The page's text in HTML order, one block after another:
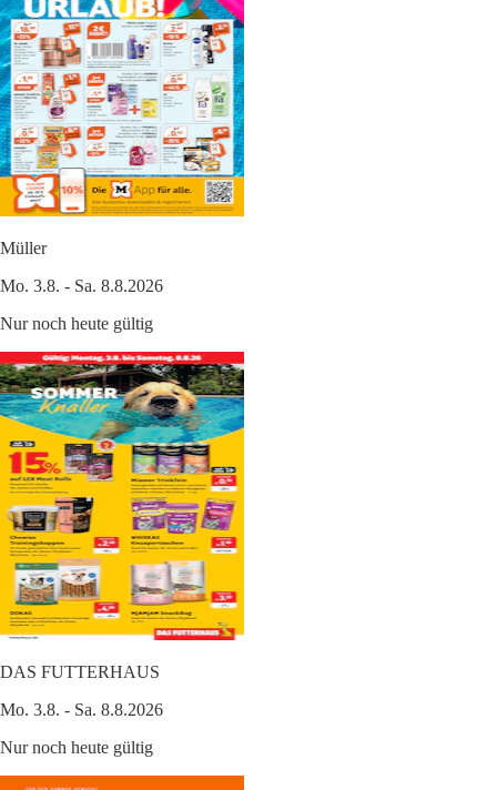
Müller
Mo. 3.8. - Sa. 8.8.2026
Nur noch heute gültig
DAS FUTTERHAUS
Mo. 3.8. - Sa. 8.8.2026
Nur noch heute gültig